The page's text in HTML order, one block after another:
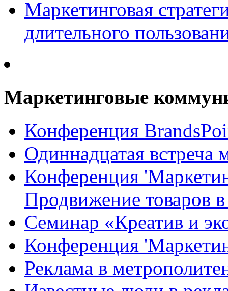
Маркетинговая
длительного
Маркетинговые
Конференция
Одиннадцатая
Конференция
Продвижение товаров
Семинар «Креатив и
Конференция
Реклама в